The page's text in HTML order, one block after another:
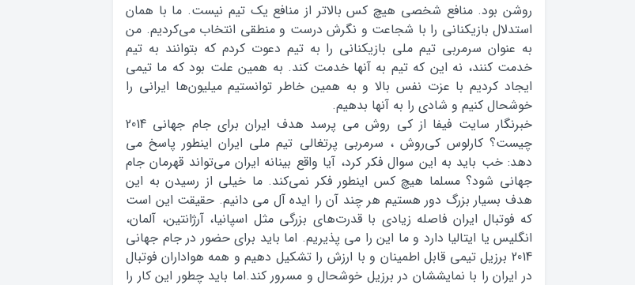
روشن بود. منافع شخصی هیچ کس بالاتر از منافع یک تیم نیست. ما با همان
استدلال بازيکناني را با شجاعت و نگرش درست و منطقي انتخاب مي‌کرديم. من
به عنوان سرمربی تیم ملی بازيکناني را به تيم دعوت کردم که بتوانند به تيم
خدمت کنند، نه اين که تيم به آنها خدمت کند. به همين علت بود که ما تيمي
ايجاد کرديم با عزت نفس بالا و به همين خاطر توانستيم ميليون‌ها ايراني را
خوشحال کنيم و شادی را به آنها بدهیم.
خبرنگار سایت فیفا از کی روش می پرسد هدف ايران براي جام جهاني 2014
چيست؟ کارلوس کي‌روش ، سرمربي پرتغالي تيم ملي ايران اینطور پاسخ می
دهد: خب باید به این سوال فکر کرد، آیا واقع بينانه ايران مي‌تواند قهرمان جام
جهاني شود؟ مسلما هيچ کس اينطور فکر نمي‌کند. ما خيلي از رسيدن به اين
هدف بسيار بزرگ دور هستيم هر چند آن را ایده آل می دانیم. حقیقت این است
که فوتبال ايران فاصله زيادي با قدرت‌هاي بزرگي مثل اسپانيا، آرژانتين، آلمان،
انگليس يا ايتاليا دارد و ما این را می پذیریم. اما باید برای حضور در جام جهانی
2014 برزیل تیمی قابل اطمينان و با ارزش را تشکيل دهيم و همه هواداران فوتبال
در ايران را با نمایششان در برزیل خوشحال و مسرور کند.اما باید چطور اين کار را